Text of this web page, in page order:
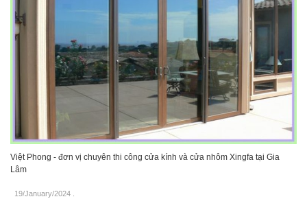
Việt Phong - đơn vị chuyên thi công cửa kính và cửa nhôm Xingfa tại Gia
Lâm
19/January/2024